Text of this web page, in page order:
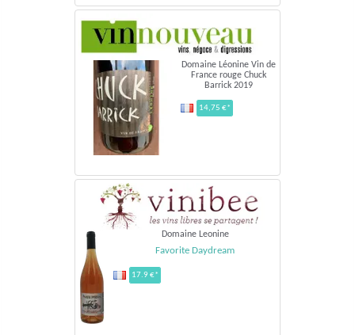
Domaine Léonine Vin de
France rouge Chuck
Barrick 2019
14,75 €*
Domaine Leonine
Favorite Daydream
17.9 €*